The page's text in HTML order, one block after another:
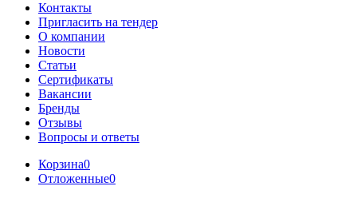
Контакты
Пригласить на тендер
О компании
Новости
Статьи
Сертификаты
Вакансии
Бренды
Отзывы
Вопросы и ответы
Корзина0
Отложенные0